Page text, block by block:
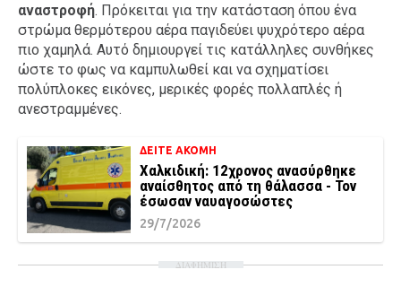
αναστροφή. Πρόκειται για την κατάσταση όπου ένα
στρώμα θερμότερου αέρα παγιδεύει ψυχρότερο αέρα
πιο χαμηλά. Αυτό δημιουργεί τις κατάλληλες συνθήκες
ώστε το φως να καμπυλωθεί και να σχηματίσει
πολύπλοκες εικόνες, μερικές φορές πολλαπλές ή
ανεστραμμένες.
ΔΕΙΤΕ ΑΚΟΜΗ
Χαλκιδική: 12χρονος ανασύρθηκε
αναίσθητος από τη θάλασσα - Τον
έσωσαν ναυαγοσώστες
29/7/2026
ΔΙΑΦΗΜΙΣΗ